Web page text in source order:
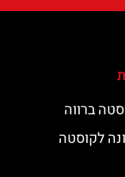
ברווה
לקוסטה